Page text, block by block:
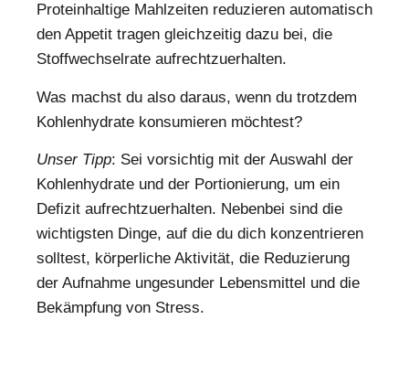
Proteinhaltige Mahlzeiten reduzieren automatisch
den Appetit tragen gleichzeitig dazu bei, die
Stoffwechselrate aufrechtzuerhalten.
Was machst du also daraus, wenn du trotzdem
Kohlenhydrate konsumieren möchtest?
Unser Tipp: Sei vorsichtig mit der Auswahl der
Kohlenhydrate und der Portionierung, um ein
Defizit aufrechtzuerhalten. Nebenbei sind die
wichtigsten Dinge, auf die du dich konzentrieren
solltest, körperliche Aktivität, die Reduzierung
der Aufnahme ungesunder Lebensmittel und die
Bekämpfung von Stress.